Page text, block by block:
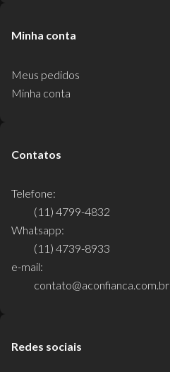
Minha conta
Meus pedidos
Minha conta
Contatos
Telefone:
(11) 4799-4832
Whatsapp:
(11) 4739-8933
e-mail:
contato@aconfianca.com.br
Redes sociais